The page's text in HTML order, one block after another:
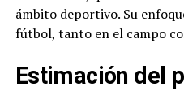
ámbito deportivo. Su
fútbol, tanto en el campo
Estimación del